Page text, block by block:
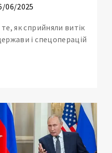
06/2025
як сприйняли витік
і спецоперацій